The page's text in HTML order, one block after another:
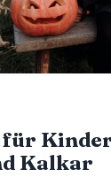
für
Kalkar